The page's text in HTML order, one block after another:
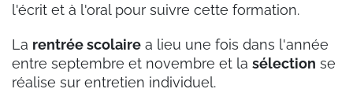
l'écrit et à l'oral pour suivre cette formation.
La rentrée scolaire a lieu une fois dans l'année
entre septembre et novembre et la sélection se
réalise sur entretien individuel.